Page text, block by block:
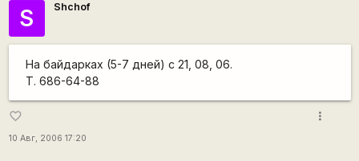
S Shchof
На байдарках (5-7 дней) с 21, 08, 06.
Т. 686-64-88
favorite_border
10 Авг, 2006 17:20
more_vert